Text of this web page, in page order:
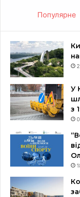
Популярне
У
з